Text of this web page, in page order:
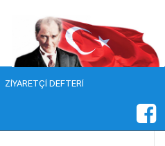
ZIYARETÇI DEFTERI